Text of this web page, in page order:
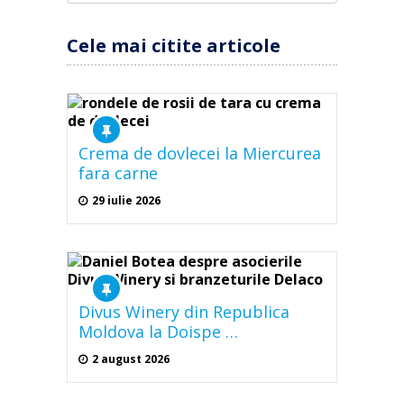
Cele mai citite articole
Crema de dovlecei la Miercurea
fara carne
29 iulie 2026
Divus Winery din Republica
Moldova la Doispe …
2 august 2026